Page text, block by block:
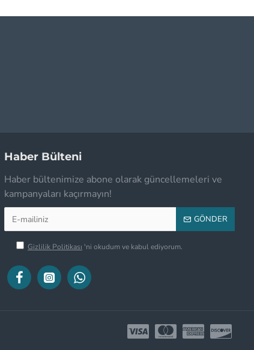
Haber Bülteni
Haber bültenimize abone olarak güncellemeleri ve
kampanyaları kaçırmayın!
GÖNDER
Gizlilik Politikası 'ni okudum ve kabul ediyorum.